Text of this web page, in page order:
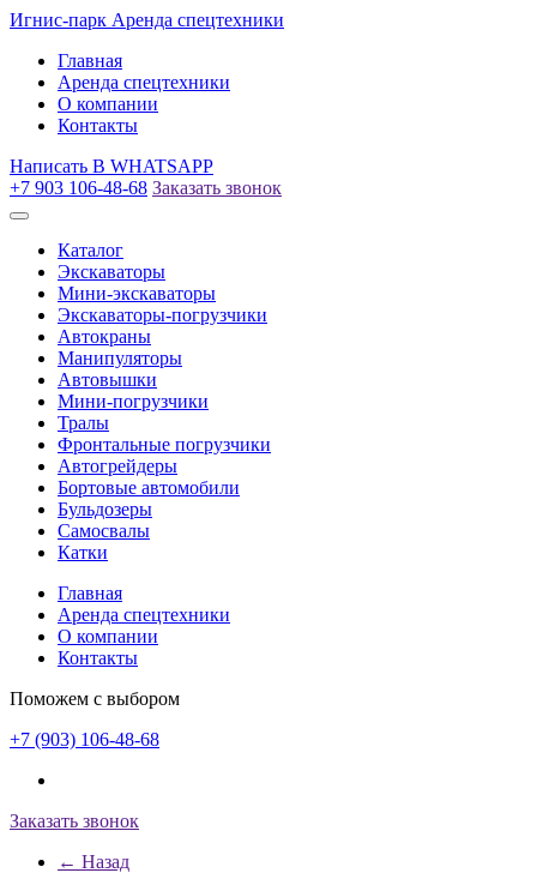
Игнис-парк Аренда спецтехники
Главная
Аренда спецтехники
О компании
Контакты
Написать В WHATSAPP
+7 903 106-48-68 Заказать звонок
Каталог
Экскаваторы
Мини-экскаваторы
Экскаваторы-погрузчики
Автокраны
Манипуляторы
Автовышки
Мини-погрузчики
Тралы
Фронтальные погрузчики
Автогрейдеры
Бортовые автомобили
Бульдозеры
Самосвалы
Катки
Главная
Аренда спецтехники
О компании
Контакты
Поможем с выбором
+7 (903) 106-48-68
Заказать звонок
← Назад